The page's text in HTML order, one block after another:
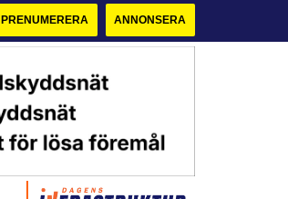
PRENUMERERA ANNONSERA